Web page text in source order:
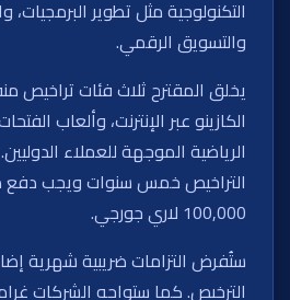
التكنولوجية مثل تطوير البرمجيات،
والتسويق الرقمي.
يخلق المقترح ثلاث فئات تراخيص
الكازينو عبر الإنترنت، وألعاب
الرياضية الموجهة للعملاء
التراخيص خمس سنوات ويجب دفع
100,000 لاري جورجي.
ستُفرض التزامات ضريبية شهرية
الترخيص. كما ستواجه الشركات